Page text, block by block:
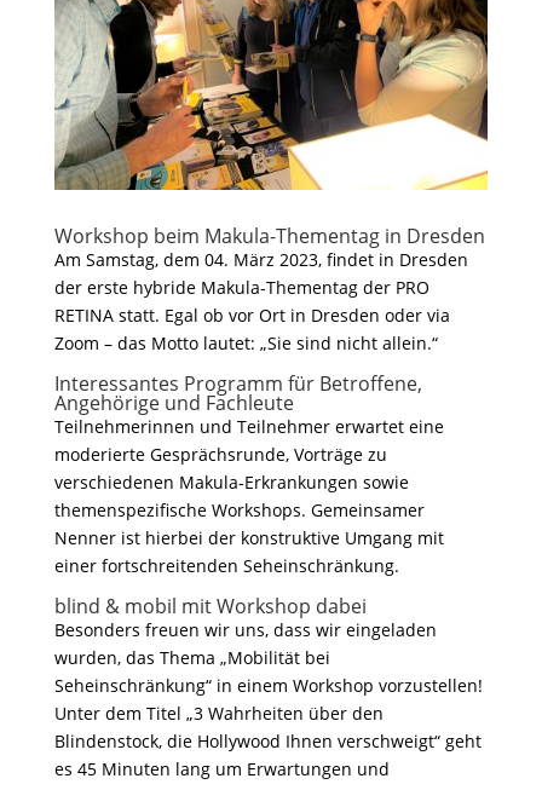
Workshop beim Makula-Thementag in Dresden
Am Samstag, dem 04. März 2023, findet in Dresden
der erste hybride Makula-Thementag der PRO
RETINA statt. Egal ob vor Ort in Dresden oder via
Zoom – das Motto lautet: „Sie sind nicht allein.“
Interessantes Programm für Betroffene,
Angehörige und Fachleute
Teilnehmerinnen und Teilnehmer erwartet eine
moderierte Gesprächsrunde, Vorträge zu
verschiedenen Makula-Erkrankungen sowie
themenspezifische Workshops. Gemeinsamer
Nenner ist hierbei der konstruktive Umgang mit
einer fortschreitenden Seheinschränkung.
blind & mobil mit Workshop dabei
Besonders freuen wir uns, dass wir eingeladen
wurden, das Thema „Mobilität bei
Seheinschränkung“ in einem Workshop vorzustellen!
Unter dem Titel „3 Wahrheiten über den
Blindenstock, die Hollywood Ihnen verschweigt“ geht
es 45 Minuten lang um Erwartungen und